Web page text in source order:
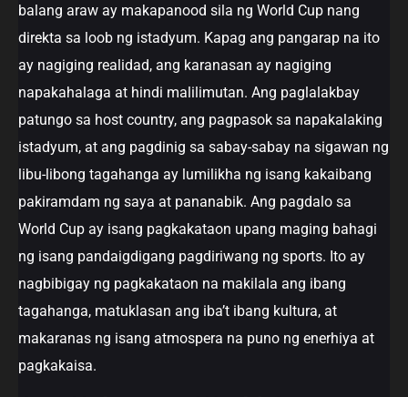
balang araw ay makapanood sila ng World Cup nang
direkta sa loob ng istadyum. Kapag ang pangarap na ito
ay nagiging realidad, ang karanasan ay nagiging
napakahalaga at hindi malilimutan. Ang paglalakbay
patungo sa host country, ang pagpasok sa napakalaking
istadyum, at ang pagdinig sa sabay-sabay na sigawan ng
libu-libong tagahanga ay lumilikha ng isang kakaibang
pakiramdam ng saya at pananabik. Ang pagdalo sa
World Cup ay isang pagkakataon upang maging bahagi
ng isang pandaigdigang pagdiriwang ng sports. Ito ay
nagbibigay ng pagkakataon na makilala ang ibang
tagahanga, matuklasan ang iba’t ibang kultura, at
makaranas ng isang atmospera na puno ng enerhiya at
pagkakaisa.